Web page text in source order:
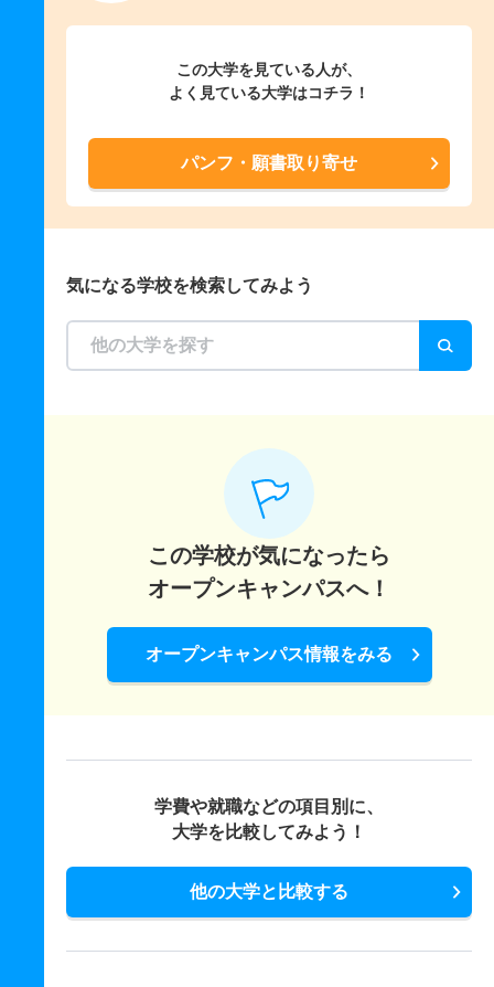
この大学を見ている人が、
よく見ている大学はコチラ！
パンフ・願書取り寄せ
気になる学校を検索してみよう
この学校が気になったら
オープンキャンパスへ！
オープンキャンパス情報をみる
学費や就職などの項目別に、
大学を比較してみよう！
他の大学と比較する